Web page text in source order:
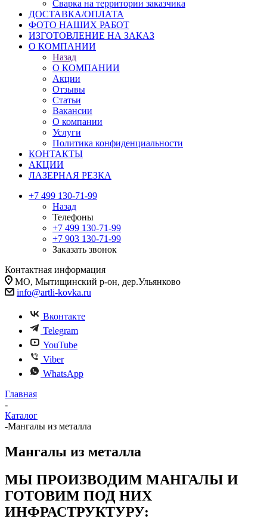
Сварка на территории заказчика
ДОСТАВКА/ОПЛАТА
ФОТО НАШИХ РАБОТ
ИЗГОТОВЛЕНИЕ НА ЗАКАЗ
О КОМПАНИИ
Назад
О КОМПАНИИ
Акции
Отзывы
Статьи
Вакансии
О компании
Услуги
Политика конфиденциальности
КОНТАКТЫ
АКЦИИ
ЛАЗЕРНАЯ РЕЗКА
+7 499 130-71-99
Назад
Телефоны
+7 499 130-71-99
+7 903 130-71-99
Заказать звонок
Контактная информация
МО, Мытищинский р-он, дер.Ульянково
info@artli-kovka.ru
Вконтакте
Telegram
YouTube
Viber
WhatsApp
Главная
-
Каталог
-Мангалы из металла
Мангалы из металла
МЫ ПРОИЗВОДИМ МАНГАЛЫ И
ГОТОВИМ ПОД НИХ
ИНФРАСТРУКТУРУ: